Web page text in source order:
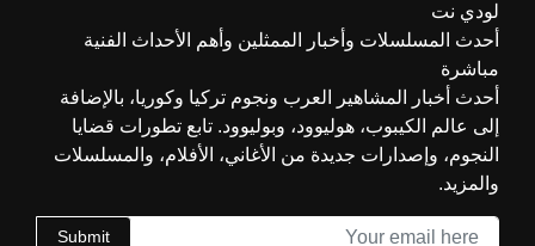
لودي نت
أحدث المسلسلات وأخبار الممثلين وأهم الأحداث الفنية
مباشرة
أحدث أخبار المشاهير العرب ونجوم تركيا وكوريا، بالإضافة
إلى عالم الكيبوب، هوليوود، وبوليوود. تابع تطورات قضايا
النجوم، وإصدارات جديدة من الأغاني، الأفلام، والمسلسلات
والمزيد.
Submit